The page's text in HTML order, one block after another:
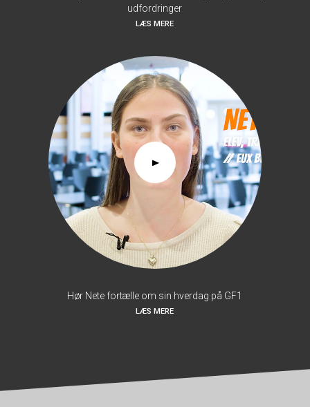
udfordringer
LÆS MERE
Hør Nete fortælle om sin hverdag på GF1
LÆS MERE